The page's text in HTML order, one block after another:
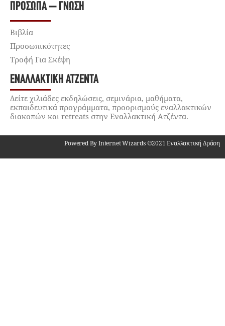
ΠΡΌΣΩΠΑ – ΓΝΏΣΗ
Βιβλία
Προσωπικότητες
Τροφή Για Σκέψη
ΕΝΑΛΛΑΚΤΙΚΉ ΑΤΖΈΝΤΑ
Δείτε χιλιάδες εκδηλώσεις, σεμινάρια, μαθήματα,
εκπαιδευτικά προγράμματα, προορισμούς εναλλακτικών
διακοπών και retreats στην Εναλλακτική Ατζέντα.
Powered By Internet Wizards ©2021 Εναλλακτική Δράση